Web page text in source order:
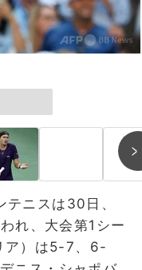
テニスは30日、
れ、大会第1シー
ア）は5-7、6-